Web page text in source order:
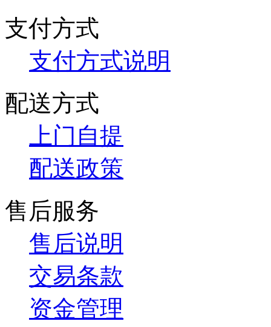
支付方式
支付方式说明
配送方式
上门自提
配送政策
售后服务
售后说明
交易条款
资金管理